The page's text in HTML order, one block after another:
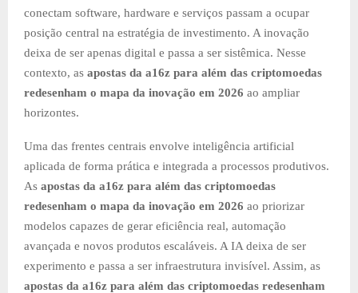
conectam software, hardware e serviços passam a ocupar
posição central na estratégia de investimento. A inovação
deixa de ser apenas digital e passa a ser sistêmica. Nesse
contexto, as apostas da a16z para além das criptomoedas
redesenham o mapa da inovação em 2026 ao ampliar
horizontes.
Uma das frentes centrais envolve inteligência artificial
aplicada de forma prática e integrada a processos produtivos.
As apostas da a16z para além das criptomoedas
redesenham o mapa da inovação em 2026 ao priorizar
modelos capazes de gerar eficiência real, automação
avançada e novos produtos escaláveis. A IA deixa de ser
experimento e passa a ser infraestrutura invisível. Assim, as
apostas da a16z para além das criptomoedas redesenham